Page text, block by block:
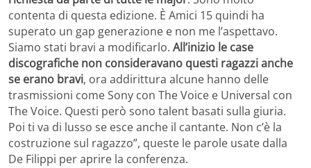
contenta di questa edizione. È Amici 15 quindi ha
superato un gap generazione e non me l’aspettavo.
Siamo stati bravi a modificarlo. All’inizio le case
discografiche non consideravano questi ragazzi anche
se erano bravi, ora addirittura alcune hanno delle
trasmissioni come Sony con The Voice e Universal con
The Voice. Questi però sono talent basati sulla giuria.
Poi ti va di lusso se esce anche il cantante. Non c’è la
costruzione sul ragazzo”, queste le parole usate dalla
De Filippi per aprire la conferenza.